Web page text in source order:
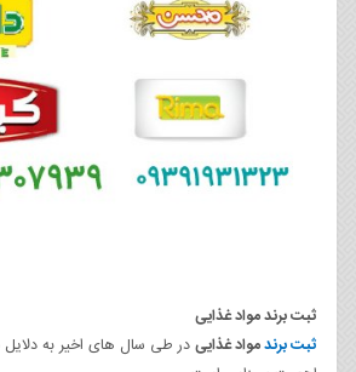
ثبت برند مواد غذایی
ثبت برندمواد غذاییدر طی سال‌ های اخیر به دلایل